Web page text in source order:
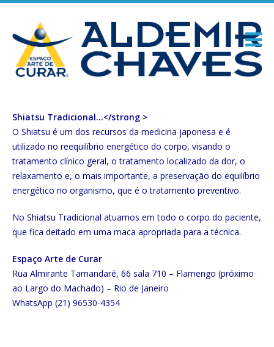
Shiatsu Tradicional…</strong >
O Shiatsu é um dos recursos da medicina japonesa e é
utilizado no reequilíbrio energético do corpo, visando o
tratamento clínico geral, o tratamento localizado da dor, o
relaxamento e, o mais importante, a preservação do equilíbrio
energético no organismo, que é o tratamento preventivo.
No Shiatsu Tradicional atuamos em todo o corpo do paciente,
que fica deitado em uma maca apropriada para a técnica.
Espaço Arte de Curar
Rua Almirante Tamandaré, 66 sala 710 – Flamengo (próximo
ao Largo do Machado) – Rio de Janeiro
WhatsApp (21) 96530-4354